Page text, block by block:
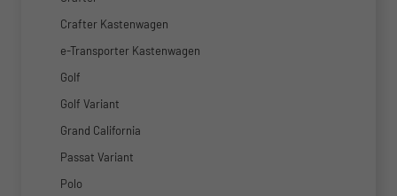
Crafter Kastenwagen
e-Transporter Kastenwagen
Golf
Golf Variant
Grand California
Passat Variant
Polo